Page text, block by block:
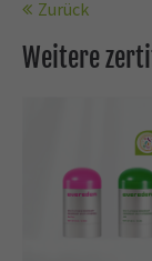
Zurück
Weitere